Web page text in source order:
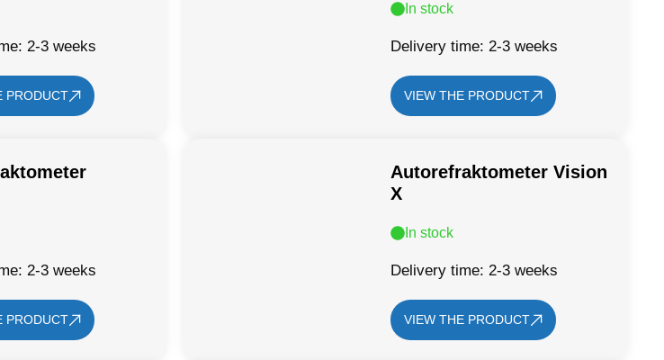
2-3 weeks
PRODUCT
In stock
Delivery time: 2-3 weeks
VIEW THE PRODUCT
2-3 weeks
PRODUCT
Autorefraktometer Vision
X
In stock
Delivery time: 2-3 weeks
VIEW THE PRODUCT